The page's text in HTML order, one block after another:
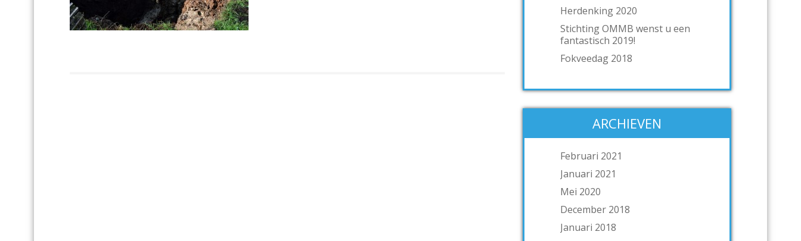
Herdenking 2020
Stichting OMMB wenst u een
fantastisch 2019!
Fokveedag 2018
ARCHIEVEN
Februari 2021
Januari 2021
Mei 2020
December 2018
Januari 2018